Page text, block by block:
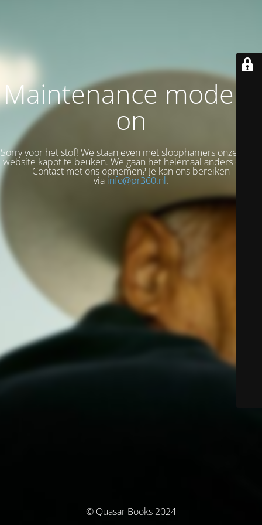
Maintenance mode is
on
Sorry voor het stof! We staan even met sloophamers onze oude
website kapot te beuken. We gaan het helemaal anders doen!
Contact met ons opnemen? Je kan ons bereiken
via info@pr360.nl.
© Quasar Books 2024